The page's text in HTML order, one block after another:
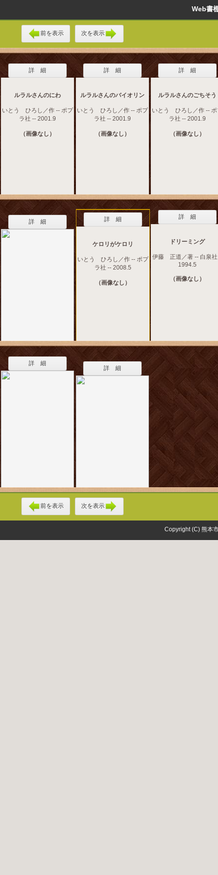
Web
前を表示 次を表示
詳 細
ルラルさんのにわ
いとう ひろし／作 -- ポプ
ラ社 -- 2001.9
（画像なし）
詳 細
ルラルさんのバイオリン
いとう ひろし／作 -- ポプ
ラ社 -- 2001.9
（画像なし）
詳 細
ルラルさんのごちそう
いとう ひろし／作 -- ポ
ラ社 -- 2001.9
（画像なし）
詳 細 詳 細
ケロリがケロリ
いとう ひろし／作 -- ポプ
ラ社 -- 2008.5
（画像なし）
詳 細
ドリーミング
伊藤 正道／著 -- 白泉社
1994.5
（画像なし）
詳 細
詳 細
前を表示 次を表示
Copyright (C) 熊本